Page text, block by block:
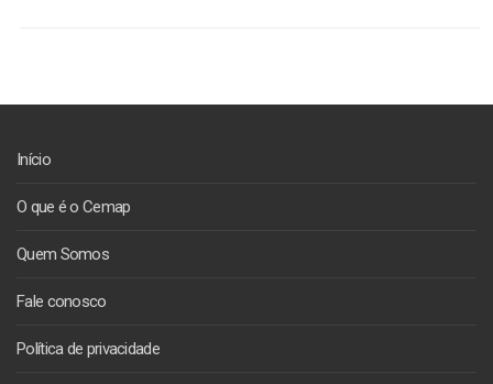
Início
O que é o Cemap
Quem Somos
Fale conosco
Política de privacidade